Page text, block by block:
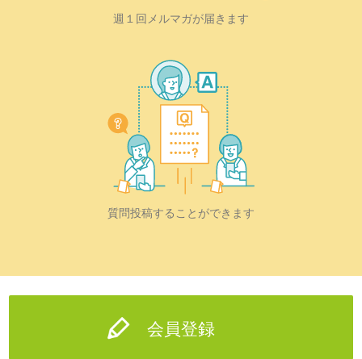
週１回メルマガが届きます
質問投稿することができます
会員登録